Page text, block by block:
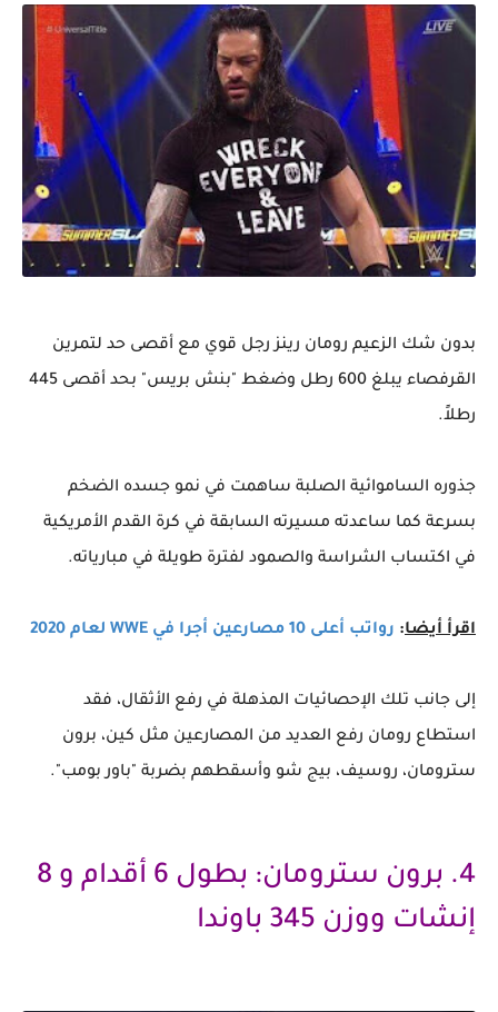
بدون شك الزعيم رومان رينز رجل قوي مع أقصى حد لتمرين
القرفصاء يبلغ 600 رطل وضغط "بنش بريس" بحد أقصى 445
رطلاً.
جذوره الساموائية الصلبة ساهمت في نمو جسده الضخم
بسرعة كما ساعدته مسيرته السابقة في كرة القدم الأمريكية
في اكتساب الشراسة والصمود لفترة طويلة في مبارياته.
اقرأ أيضا: رواتب أعلى 10 مصارعين أجرا في WWE لعام 2020
إلى جانب تلك الإحصائيات المذهلة في رفع الأثقال، فقد
استطاع رومان رفع العديد من المصارعين مثل كين، برون
سترومان، روسيف، بيج شو وأسقطهم بضربة "باور بومب".
4. برون سترومان: بطول 6 أقدام و 8
إنشات ووزن 345 باوندا